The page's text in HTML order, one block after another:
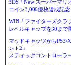
3DS「New スーパーマリ
コイン3,000億枚達成記
WIN「ファイターズクラ
レベルキャップを30まで
マッドキャッツからPS3/
ント2」
スティックコントローラ